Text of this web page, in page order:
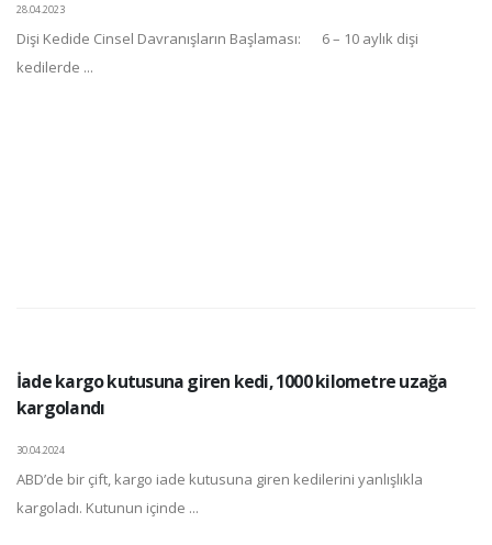
28.04.2023
Dişi Kedide Cinsel Davranışların Başlaması: 6 – 10 aylık dişi
kedilerde ...
İade kargo kutusuna giren kedi, 1000 kilometre uzağa
kargolandı
30.04.2024
ABD’de bir çift, kargo iade kutusuna giren kedilerini yanlışlıkla
kargoladı. Kutunun içinde ...